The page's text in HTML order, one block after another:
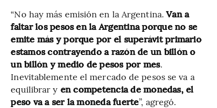
“No hay más emisión en la Argentina.Van a
faltar los pesos en la Argentina porque no se
emite más y porque por el superávit primario
estamos contrayendo a razón de un billón o
un billón y medio de pesos por mes.
Inevitablemente el mercado de pesos se va a
equilibrar y en competencia de monedas, el
peso va a ser la moneda fuerte”, agregó.